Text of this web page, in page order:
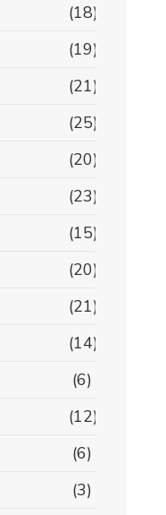
(18)
(19)
(21)
(25)
(20)
(23)
(15)
(20)
(21)
(14)
(6)
(12)
(6)
(3)